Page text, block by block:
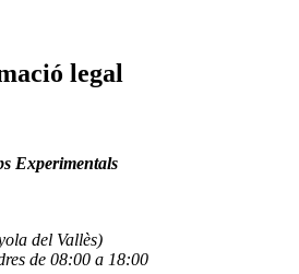
legal
Experimentals
del Vallès)
de 08:00 a 18:00